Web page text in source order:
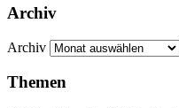
Archiv
Archiv
Themen